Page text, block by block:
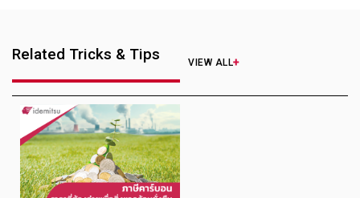
Related Tricks & Tips VIEW ALL